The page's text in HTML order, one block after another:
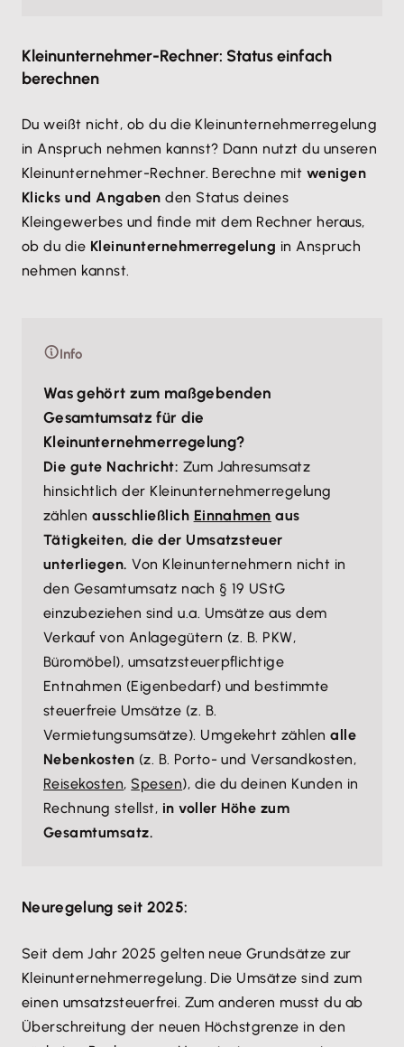
Kleinunternehmer-Rechner: Status einfach
berechnen
Du weißt nicht, ob du die Kleinunternehmerregelung
in Anspruch nehmen kannst? Dann nutzt du unseren
Kleinunternehmer-Rechner. Berechne mit wenigen
Klicks und Angaben den Status deines
Kleingewerbes und finde mit dem Rechner heraus,
ob du die Kleinunternehmerregelung in Anspruch
nehmen kannst.
Info
Was gehört zum maßgebenden
Gesamtumsatz für die
Kleinunternehmerregelung?
Die gute Nachricht: Zum Jahresumsatz
hinsichtlich der Kleinunternehmerregelung
zählenausschließlich Einnahmen aus
Tätigkeiten, die der Umsatzsteuer
unterliegen. Von Kleinunternehmern nicht in
den Gesamtumsatz nach § 19 UStG
einzubeziehen sind u.a. Umsätze aus dem
Verkauf von Anlagegütern (z. B. PKW,
Büromöbel), umsatzsteuerpflichtige
Entnahmen (Eigenbedarf) und bestimmte
steuerfreie Umsätze (z. B.
Vermietungsumsätze). Umgekehrt zählen alle
Nebenkosten (z. B. Porto- und Versandkosten,
Reisekosten, Spesen), die du deinen Kunden in
Rechnung stellst, in voller Höhe zum
Gesamtumsatz.
Neuregelung seit 2025:
Seit dem Jahr 2025 gelten neue Grundsätze zur
Kleinunternehmerregelung. Die Umsätze sind zum
einen umsatzsteuerfrei. Zum anderen musst du ab
Überschreitung der neuen Höchstgrenze in den